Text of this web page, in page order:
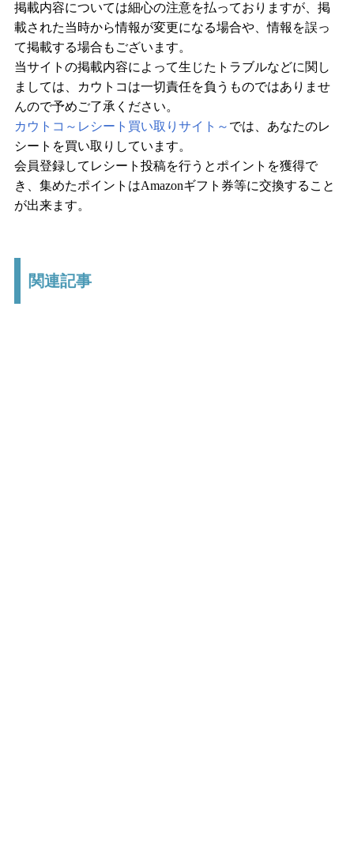
掲載内容については細心の注意を払っておりますが、掲
載された当時から情報が変更になる場合や、情報を誤っ
て掲載する場合もございます。
当サイトの掲載内容によって生じたトラブルなどに関し
ましては、カウトコは一切責任を負うものではありませ
んので予めご了承ください。
カウトコ～レシート買い取りサイト～ では、あなたのレ
シートを買い取りしています。
会員登録してレシート投稿を行うとポイントを獲得で
き、集めたポイントはAmazonギフト券等に交換すること
が出来ます。
関連記事